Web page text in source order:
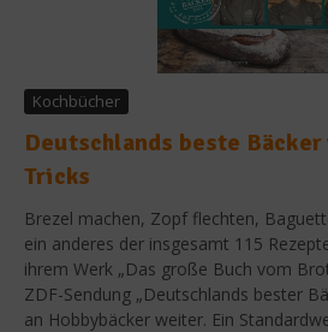
Kochbücher
Deutschlands beste
Tricks
Brezel machen, Zopf flechten,
ein anderes der insgesamt 115
ihrem Werk „Das große Buch vom
ZDF-Sendung „Deutschlands bester
an Hobbybäcker weiter. Ein